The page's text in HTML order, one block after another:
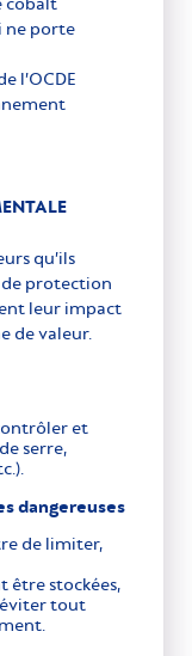
ne porte
l’OCDE
qu’ils
protection
leur impact
de valeur.
et
serre,
dangereuses
de limiter,
être stockées,
éviter tout